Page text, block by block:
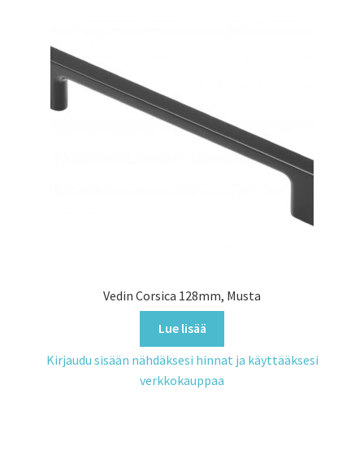
Vedin Corsica 128mm, Musta
Lue lisää
Kirjaudu sisään nähdäksesi hinnat ja käyttääksesi
verkkokauppaa